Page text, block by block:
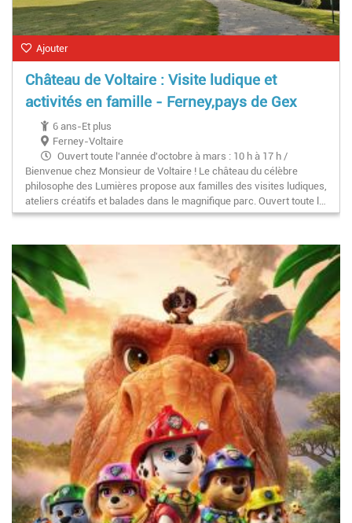
Ajouter
Château de Voltaire : Visite ludique et
activités en famille - Ferney,pays de Gex
6 ans-Et plus
Ferney-Voltaire
Ouvert toute l'année d'octobre à mars : 10 h à 17 h /
D'avril à septembre : 10 h à 18 h. Fermé le 1ᵉʳ janvier, 1ᵉʳ mai
et 25 décembre.
Bienvenue chez Monsieur de Voltaire ! Le château du célèbre
philosophe des Lumières propose aux familles des visites ludiques,
ateliers créatifs et balades dans le magnifique parc. Ouvert toute l…